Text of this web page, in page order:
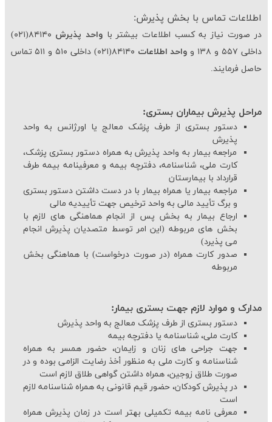
اطلاعات تماس با بخش پذیرش:
در صورت نیاز به کسب اطلاعات بیشتر باواحد پذیرش
۸۴۱۴۰(۰۲۱)
داخلی ۵۵۷ و ۱۳۸ و
واحد اطلاعات
۸۴۱۴۰(۰۲۱) داخلی ۵۱۰ و ۵۱۱ تماس
حاصل فرمایند.
مراحل پذیرش بیماران بستری:
دستور بستری از طرف پزشک معالج یا اورژانس به واحد
پذیرش
مراجعه بیمار به واحد پذیرش به همراه دستور بستری پزشک،
کارت ملی، شناسنامه، دفترچه بیمه و معرفی‏نامه بیمه طرف
قرارداد با بیمارستان
مراجعه بیمار یا همراه بیمار با در دست داشتن دستور بستری
و برگ تأیید مالی به واحد ترخیص جهت تأییدیه مالی
ارجاع بیمار به بخش پس از انجام هماهنگی های لازم با
بخش های مربوطه (این امر توسط متصدیان پذیرش انجام
می پذیرد)
صدور کارت همراه (در صورت درخواست) با هماهنگی بخش
مربوطه
مدارک و موارد لازم جهت بستری بیمار:
دستور بستری از طرف پزشک معالج به واحد پذیرش
کارت ملی، شناسنامه یا دفترچه بیمه
جهت جراحی‏ های زنان و زایمان، حضور همسر به همراه
شناسنامه و کارت ملی به منظور أخذ رضایت الزامی بوده و در
صورت طلاق زوجین، همراه داشتن گواهی طلاق لازم است
در پذیرش کودکان، حضور قیم قانونی به همراه شناسنامه لازم
است
معرفی نامه بیمه تکمیلی بهتر است در زمان پذیرش همراه